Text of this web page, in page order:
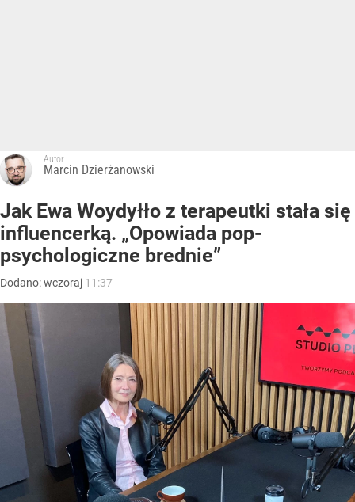
Autor:
Marcin Dzierżanowski
Jak Ewa Woydyłło z terapeutki stała się
influencerką. „Opowiada pop-
psychologiczne brednie”
Dodano:wczoraj 11:37